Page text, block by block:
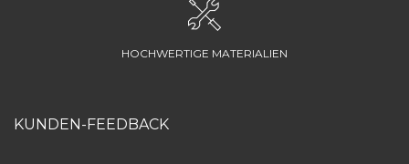
HOCHWERTIGE MATERIALIEN
KUNDEN-FEEDBACK